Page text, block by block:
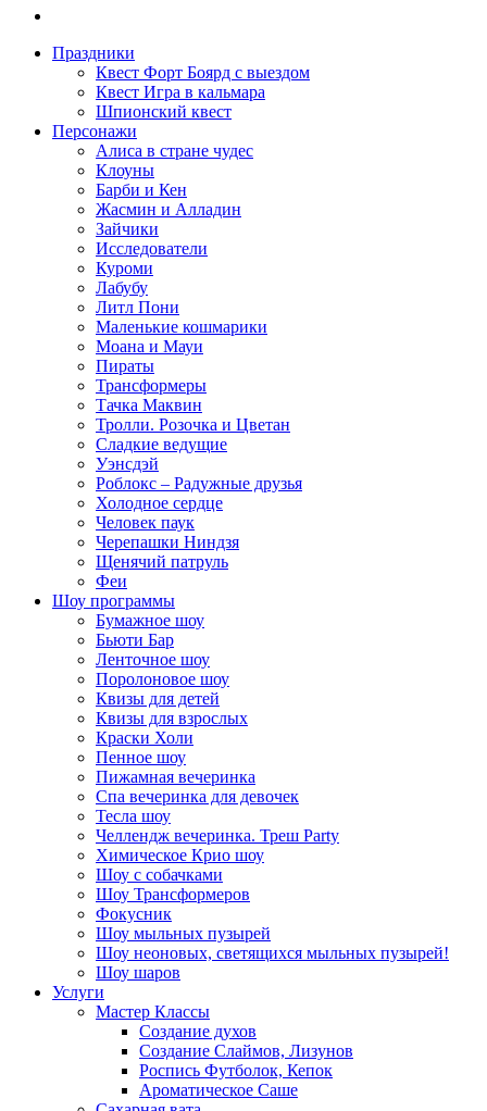
Праздники
Квест Форт Боярд с выездом
Квест Игра в кальмара
Шпионский квест
Персонажи
Алиса в стране чудес
Клоуны
Барби и Кен
Жасмин и Алладин
Зайчики
Исследователи
Куроми
Лабубу
Литл Пони
Маленькие кошмарики
Моана и Мауи
Пираты
Трансформеры
Тачка Маквин
Тролли. Розочка и Цветан
Сладкие ведущие
Уэнсдэй
Роблокс – Радужные друзья
Холодное сердце
Человек паук
Черепашки Ниндзя
Щенячий патруль
Феи
Шоу программы
Бумажное шоу
Бьюти Бар
Ленточное шоу
Поролоновое шоу
Квизы для детей
Квизы для взрослых
Краски Холи
Пенное шоу
Пижамная вечеринка
Спа вечеринка для девочек
Тесла шоу
Челлендж вечеринка. Треш Party
Химическое Крио шоу
Шоу с собачками
Шоу Трансформеров
Фокусник
Шоу мыльных пузырей
Шоу неоновых, светящихся мыльных пузырей!
Шоу шаров
Услуги
Мастер Классы
Создание духов
Создание Слаймов, Лизунов
Роспись Футболок, Кепок
Ароматическое Саше